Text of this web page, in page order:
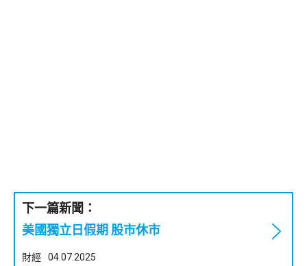
下一篇新聞：
美國獨立日假期 股市休市
財經 04.07.2025